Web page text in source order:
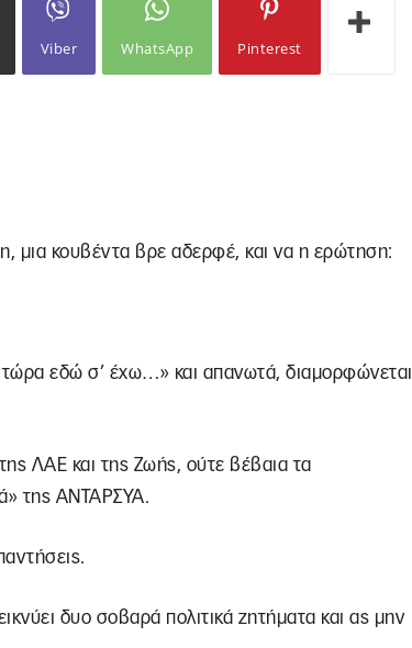
Viber WhatsApp Pinterest
μια κουβέντα βρε αδερφέ, και να η ερώτηση:
εδώ σ’ έχω…» και απανωτά, διαμορφώνεται
ΛΑΕ και της Ζωής, ούτε βέβαια τα
της ΑΝΤΑΡΣΥΑ.
δυο σοβαρά πολιτικά ζητήματα και ας μην